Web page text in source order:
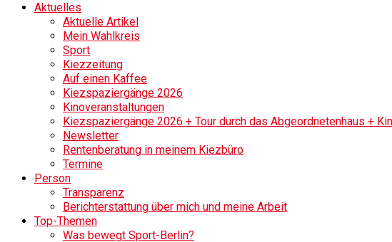
Aktuelles
Aktuelle Artikel
Mein Wahlkreis
Sport
Kiezzeitung
Auf einen Kaffee
Kiezspaziergänge 2026
Kinoveranstaltungen
Kiezspaziergänge 2026 + Tour durch das Abgeordnetenhaus +
Newsletter
Rentenberatung in meinem Kiezbüro
Termine
Person
Transparenz
Berichterstattung über mich und meine Arbeit
Top-Themen
Was bewegt Sport-Berlin?